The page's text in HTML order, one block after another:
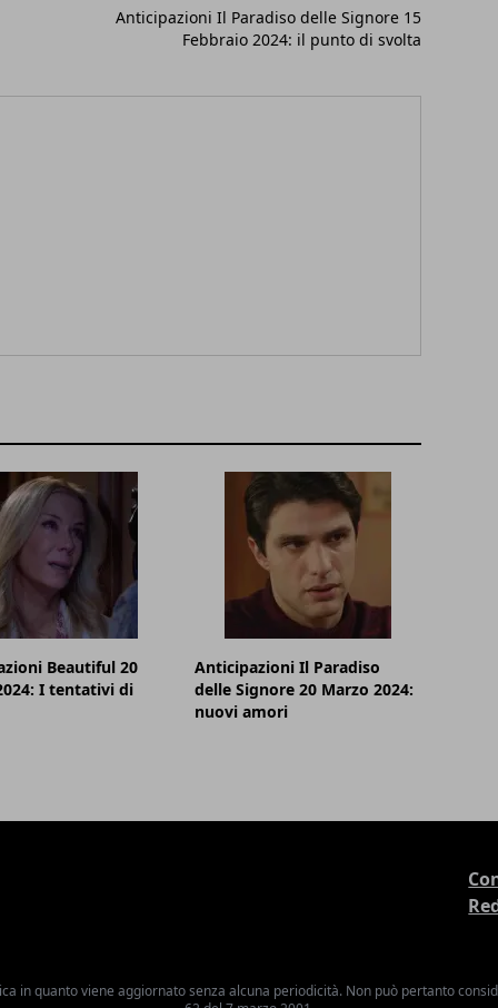
Anticipazioni Il Paradiso delle Signore 15
Febbraio 2024: il punto di svolta
Beautiful 20
I tentativi di
Anticipazioni Il Paradiso
delle Signore 20 Marzo 2024:
nuovi amori
in quanto viene aggiornato senza alcuna periodicità. Non può pertanto